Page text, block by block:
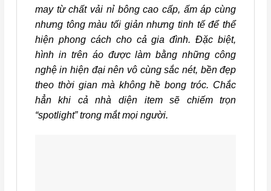
may từ chất vải nỉ bông cao cấp, ấm áp cùng
nhưng tông màu tối giản nhưng tinh tế để thể
hiện phong cách cho cả gia đình. Đặc biệt,
hình in trên áo được làm bằng những công
nghệ in hiện đại nên vô cùng sắc nét, bền đẹp
theo thời gian mà không hề bong tróc. Chắc
hẳn khi cả nhà diện item sẽ chiếm trọn
“spotlight” trong mắt mọi người.